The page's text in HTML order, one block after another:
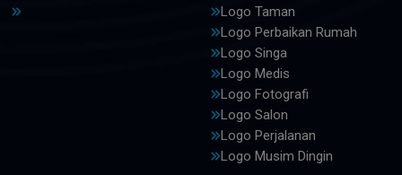
Logo Taman
Logo Perbaikan Rumah
Logo Singa
Logo Medis
Logo Fotografi
Logo Salon
Logo Perjalanan
Logo Musim Dingin